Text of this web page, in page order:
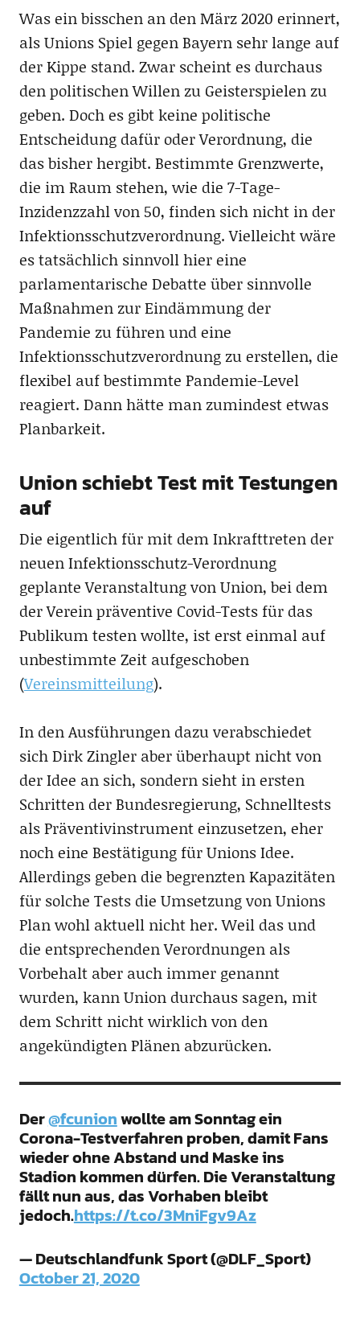
Was ein bisschen an den März 2020 erinnert,
als Unions Spiel gegen Bayern sehr lange auf
der Kippe stand. Zwar scheint es durchaus
den politischen Willen zu Geisterspielen zu
geben. Doch es gibt keine politische
Entscheidung dafür oder Verordnung, die
das bisher hergibt. Bestimmte Grenzwerte,
die im Raum stehen, wie die 7-Tage-
Inzidenzzahl von 50, finden sich nicht in der
Infektionsschutzverordnung. Vielleicht wäre
es tatsächlich sinnvoll hier eine
parlamentarische Debatte über sinnvolle
Maßnahmen zur Eindämmung der
Pandemie zu führen und eine
Infektionsschutzverordnung zu erstellen, die
flexibel auf bestimmte Pandemie-Level
reagiert. Dann hätte man zumindest etwas
Planbarkeit.
Union schiebt Test mit Testungen
auf
Die eigentlich für mit dem Inkrafttreten der
neuen Infektionsschutz-Verordnung
geplante Veranstaltung von Union, bei dem
der Verein präventive Covid-Tests für das
Publikum testen wollte, ist erst einmal auf
unbestimmte Zeit aufgeschoben
(Vereinsmitteilung).
In den Ausführungen dazu verabschiedet
sich Dirk Zingler aber überhaupt nicht von
der Idee an sich, sondern sieht in ersten
Schritten der Bundesregierung, Schnelltests
als Präventivinstrument einzusetzen, eher
noch eine Bestätigung für Unions Idee.
Allerdings geben die begrenzten Kapazitäten
für solche Tests die Umsetzung von Unions
Plan wohl aktuell nicht her. Weil das und
die entsprechenden Verordnungen als
Vorbehalt aber auch immer genannt
wurden, kann Union durchaus sagen, mit
dem Schritt nicht wirklich von den
angekündigten Plänen abzurücken.
Der@fcunionwollte am Sonntag ein
Corona-Testverfahren proben, damit Fans
wieder ohne Abstand und Maske ins
Stadion kommen dürfen. Die Veranstaltung
fällt nun aus, das Vorhaben bleibt
jedoch.https://t.co/3MniFgv9Az
— Deutschlandfunk Sport (@DLF_Sport)
October 21, 2020